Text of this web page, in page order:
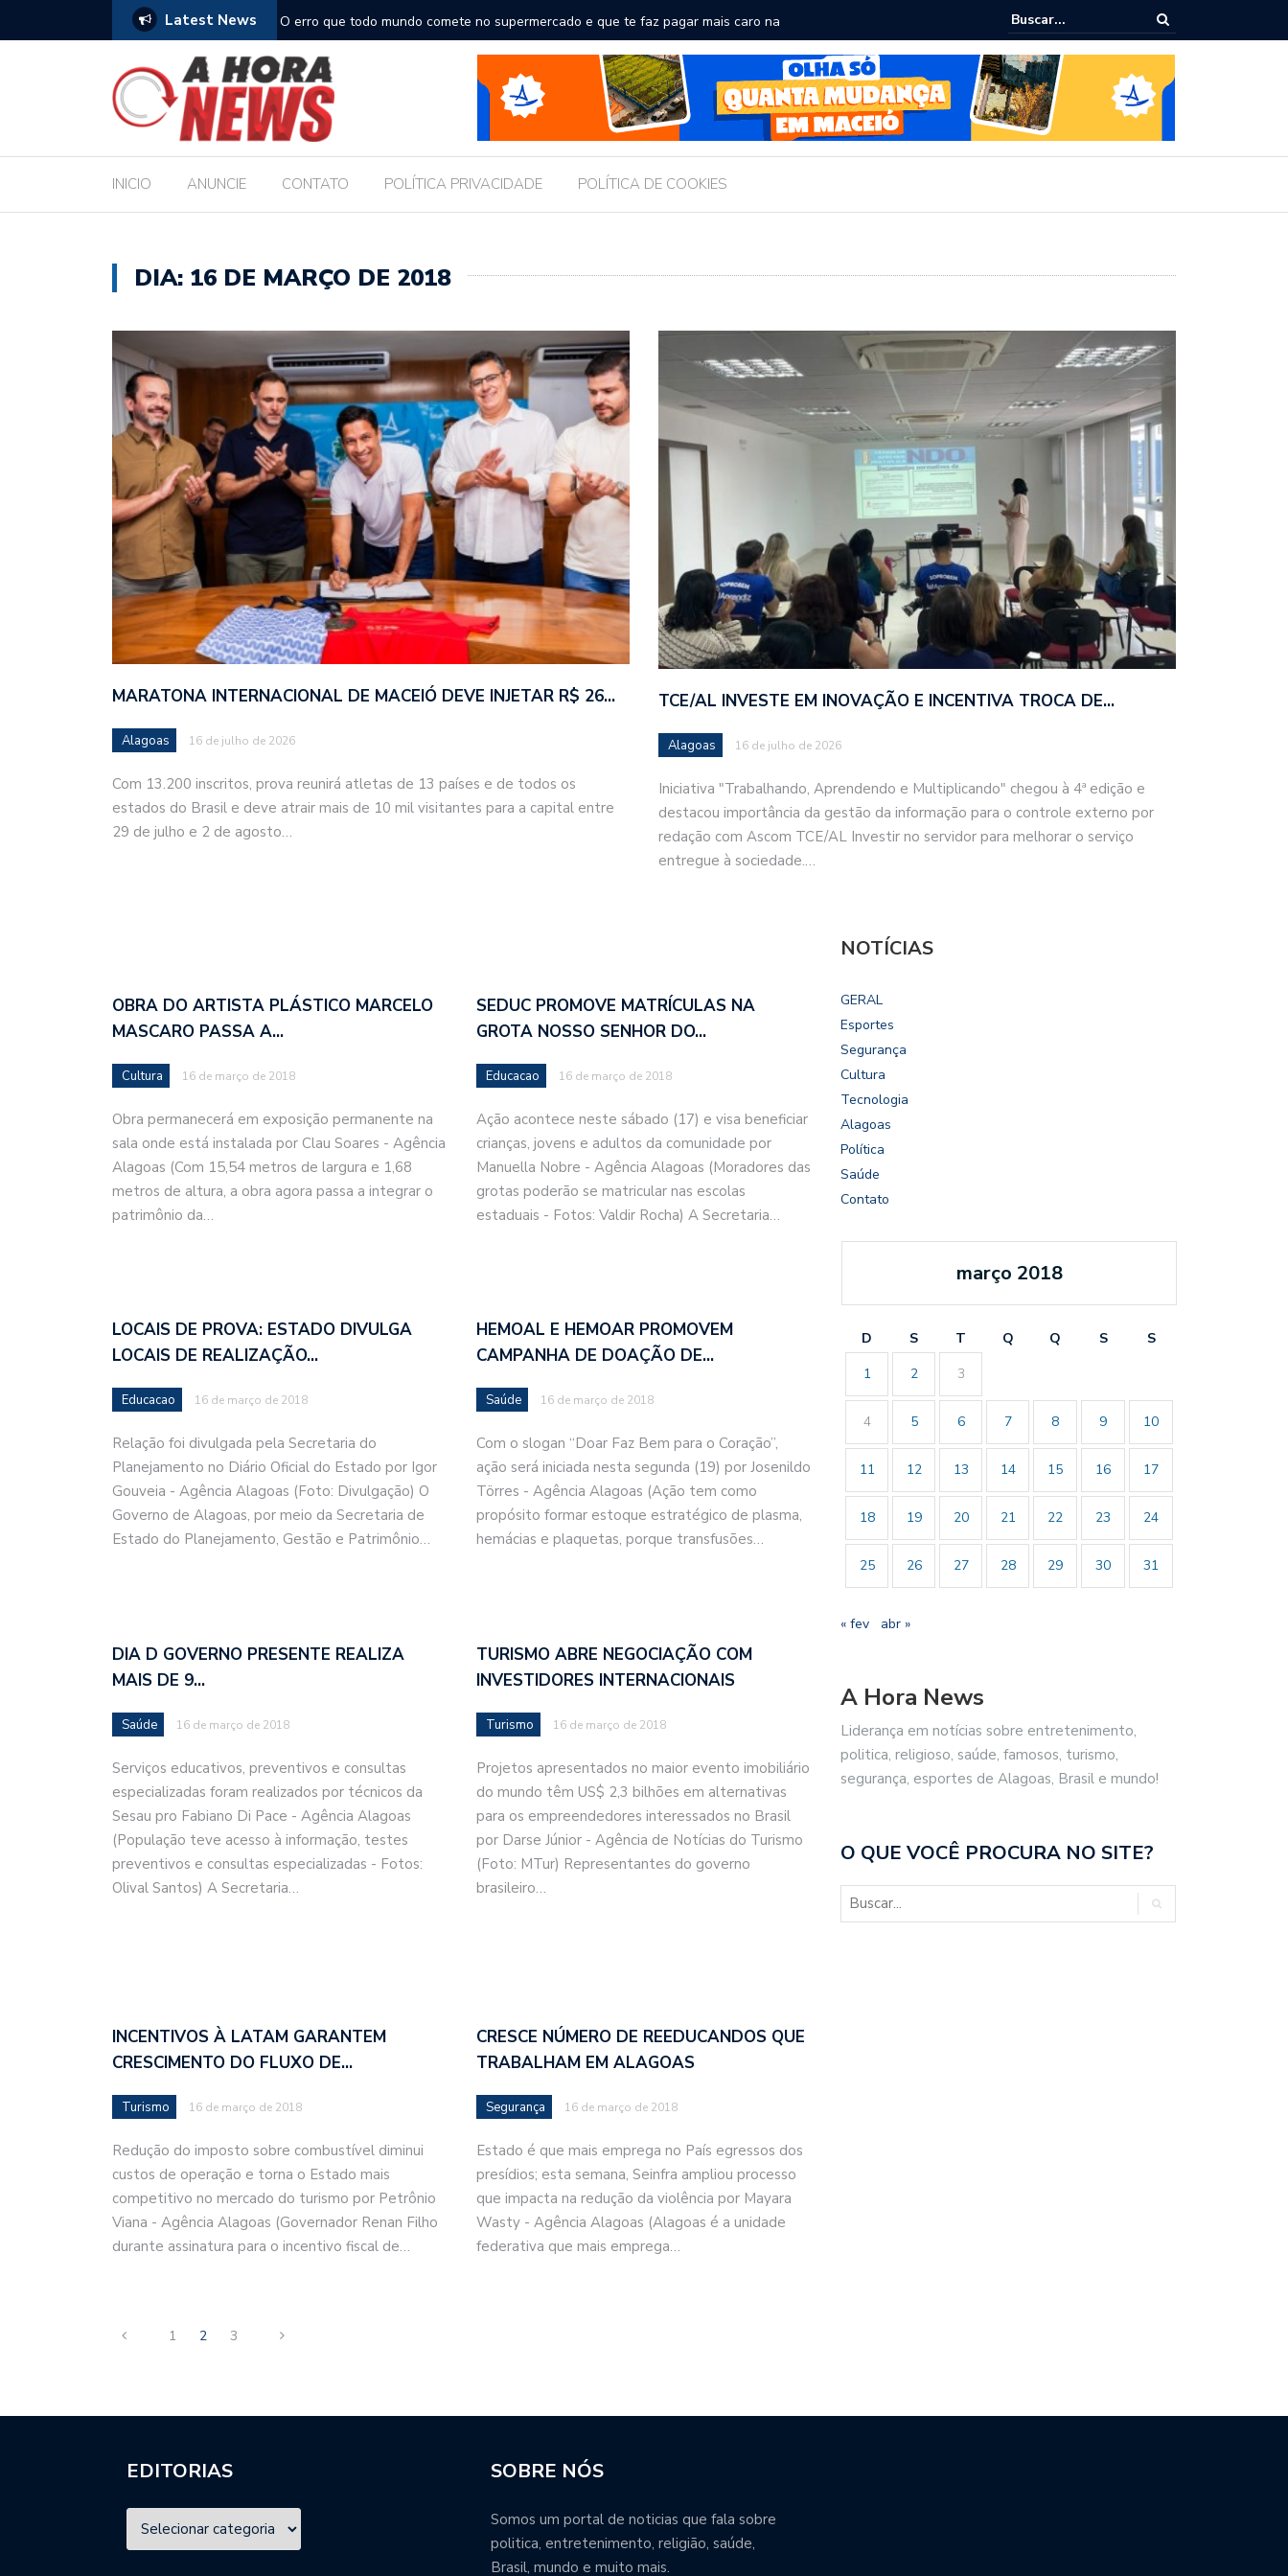
Latest News
e econômico da Maratona
O erro que todo mundo comete no supermercado e que te faz pagar mais caro na
comida
Brasil repudia revogação de visto de embaixadora nos EUA
INICIO ANUNCIE CONTATO POLÍTICA PRIVACIDADE POLÍTICA DE COOKIES
DIA: 16 DE MARÇO DE 2018
MARATONA INTERNACIONAL DE MACEIÓ DEVE INJETAR R$ 26…
Alagoas 16 de julho de 2026
Com 13.200 inscritos, prova reunirá atletas de 13 países e de todos os
estados do Brasil e deve atrair mais de 10 mil visitantes para a capital entre
29 de julho e 2 de agosto…
TCE/AL INVESTE EM INOVAÇÃO E INCENTIVA TROCA DE…
Alagoas 16 de julho de 2026
Iniciativa "Trabalhando, Aprendendo e Multiplicando" chegou à 4ª edição e
destacou importância da gestão da informação para o controle externo por
redação com Ascom TCE/AL Investir no servidor para melhorar o serviço
entregue à sociedade.…
OBRA DO ARTISTA PLÁSTICO MARCELO
MASCARO PASSA A…
Cultura 16 de março de 2018
Obra permanecerá em exposição permanente na
sala onde está instalada por Clau Soares - Agência
Alagoas (Com 15,54 metros de largura e 1,68
metros de altura, a obra agora passa a integrar o
patrimônio da…
SEDUC PROMOVE MATRÍCULAS NA
GROTA NOSSO SENHOR DO…
Educacao 16 de março de 2018
Ação acontece neste sábado (17) e visa beneficiar
crianças, jovens e adultos da comunidade por
Manuella Nobre - Agência Alagoas (Moradores das
grotas poderão se matricular nas escolas
estaduais - Fotos: Valdir Rocha) A Secretaria…
LOCAIS DE PROVA: ESTADO DIVULGA
LOCAIS DE REALIZAÇÃO…
Educacao 16 de março de 2018
Relação foi divulgada pela Secretaria do
Planejamento no Diário Oficial do Estado por Igor
Gouveia - Agência Alagoas (Foto: Divulgação) O
Governo de Alagoas, por meio da Secretaria de
Estado do Planejamento, Gestão e Patrimônio…
HEMOAL E HEMOAR PROMOVEM
CAMPANHA DE DOAÇÃO DE…
Saúde 16 de março de 2018
Com o slogan “Doar Faz Bem para o Coração”,
ação será iniciada nesta segunda (19) por Josenildo
Törres - Agência Alagoas (Ação tem como
propósito formar estoque estratégico de plasma,
hemácias e plaquetas, porque transfusões…
DIA D GOVERNO PRESENTE REALIZA
MAIS DE 9…
Saúde 16 de março de 2018
Serviços educativos, preventivos e consultas
especializadas foram realizados por técnicos da
Sesau pro Fabiano Di Pace - Agência Alagoas
(População teve acesso à informação, testes
preventivos e consultas especializadas - Fotos:
Olival Santos) A Secretaria…
TURISMO ABRE NEGOCIAÇÃO COM
INVESTIDORES INTERNACIONAIS
Turismo 16 de março de 2018
Projetos apresentados no maior evento imobiliário
do mundo têm US$ 2,3 bilhões em alternativas
para os empreendedores interessados no Brasil
por Darse Júnior - Agência de Notícias do Turismo
(Foto: MTur) Representantes do governo
brasileiro…
INCENTIVOS À LATAM GARANTEM
CRESCIMENTO DO FLUXO DE…
Turismo 16 de março de 2018
Redução do imposto sobre combustível diminui
custos de operação e torna o Estado mais
competitivo no mercado do turismo por Petrônio
Viana - Agência Alagoas (Governador Renan Filho
durante assinatura para o incentivo fiscal de…
CRESCE NÚMERO DE REEDUCANDOS QUE
TRABALHAM EM ALAGOAS
Segurança 16 de março de 2018
Estado é que mais emprega no País egressos dos
presídios; esta semana, Seinfra ampliou processo
que impacta na redução da violência por Mayara
Wasty - Agência Alagoas (Alagoas é a unidade
federativa que mais emprega…
1 2 3
NOTÍCIAS
GERAL
Esportes
Segurança
Cultura
Tecnologia
Alagoas
Política
Saúde
Contato
março 2018
D S T Q Q S
S
1
2 3
4 5 6 7 8 9 10
11 12 13 14 15 16 17
18 19 20 21 22 23 24
25 26 27 28 29 30 31
« fev abr »
A Hora News
Liderança em notícias sobre entretenimento,
politica, religioso, saúde, famosos, turismo,
segurança, esportes de Alagoas, Brasil e mundo!
O QUE VOCÊ PROCURA NO SITE?
EDITORIAS SOBRE NÓS
Somos um portal de noticias que fala sobre
politica, entretenimento, religião, saúde,
Brasil, mundo e muito mais.